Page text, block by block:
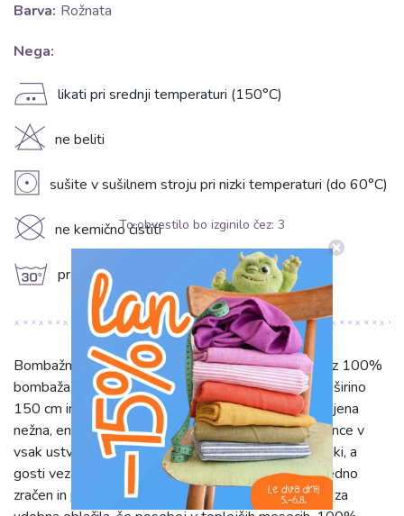
Barva: Rožnata
Nega:
E likati pri srednji temperaturi (150°C)
H ne beliti
V sušite v sušilnem stroju pri nizki temperaturi (do 60°C)
K ne kemično čistiti
g prati na 30°C
Bombažni popelin light rose je kakovostna tkanina iz 100%
bombaža, ki navdušuje z mehkobo in trpežnostjo. S širino
150 cm in težo 130 g/m2 je izjemno vsestranski. Njena
nežna, enobarvna rožnata barva prinaša pridih elegance v
vsak ustvarjalni projekt. Popelin se odlikuje po gladki, a
gosti vezavi, ki mu daje čvrstost in lep padec. Je izredno
zračen in prijazen do kože, kar ga dela idealno izbiro za
To obvestilo bo izginilo čez: 3